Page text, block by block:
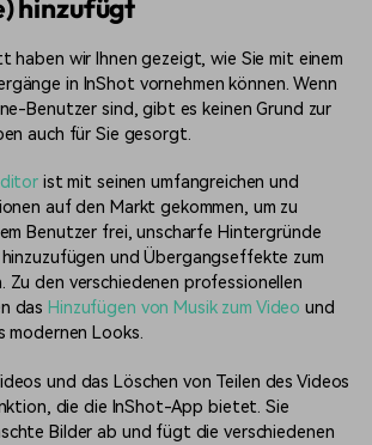
hinzufügt
haben wir Ihnen gezeigt, wie Sie mit einem
in InShot vornehmen können. Wenn
Benutzer sind, gibt es keinen Grund zur
auch für Sie gesorgt.
ist mit seinen umfangreichen und
auf den Markt gekommen, um zu
Benutzer frei, unscharfe Hintergründe
und Übergangseffekte zum
Zu den verschiedenen professionellen
das Hinzufügen von Musik zum Video und
modernen Looks.
und das Löschen von Teilen des Videos
die die InShot-App bietet. Sie
Bilder ab und fügt die verschiedenen